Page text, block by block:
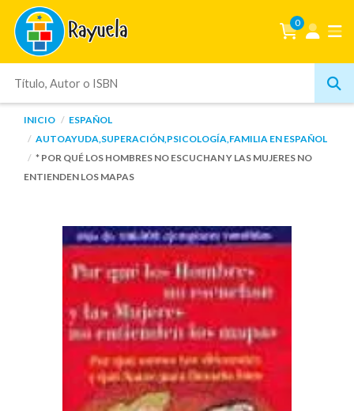
0
INICIO
ESPAÑOL
AUTOAYUDA,SUPERACIÓN,PSICOLOGÍA,FAMILIA EN ESPAÑOL
* POR QUÉ LOS HOMBRES NO ESCUCHAN Y LAS MUJERES NO
ENTIENDEN LOS MAPAS